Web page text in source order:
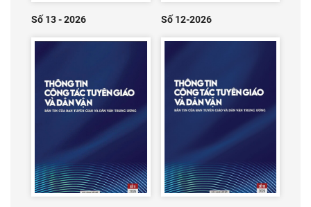
Số 13 - 2026 Số 12-2026